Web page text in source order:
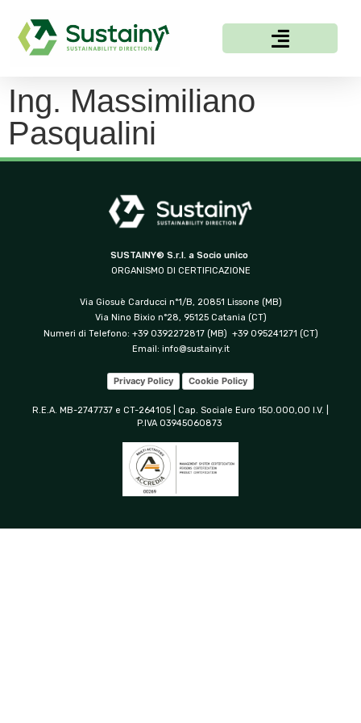
Ing. Massimiliano
Pasqualini
SUSTAINY® S.r.l. a Socio unico
ORGANISMO DI CERTIFICAZIONE
Via Giosuè Carducci n°1/B, 20851 Lissone (MB)
Via Nino Bixio n°28, 95125 Catania (CT)
Numeri di Telefono: +39 0392272817 (MB) +39 095241271 (CT)
Email: info@sustainy.it
Privacy Policy Cookie Policy
R.E.A. MB-2747737 e CT-264105 | Cap. Sociale Euro 150.000,00 I.V. |
P.IVA 03945060873